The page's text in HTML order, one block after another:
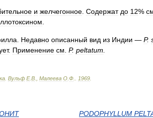
и желчегонное Содержат до 12%
Недавно описанный вид из Индии — P.
. Применение см P. peltatum
Вульф Е.В Малеева О Ф 1969
PODOPHYLLUM